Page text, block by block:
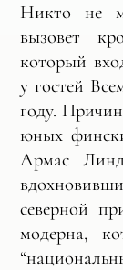
Никто не
вызовет
который
у гостей
году.
юных
Армас
северной
модерна,